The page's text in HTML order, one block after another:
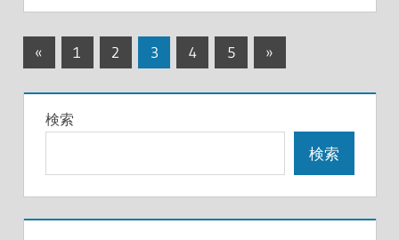
投
の
ジ
«
事
1 2 3 4 5
次
事
»
検索
検索